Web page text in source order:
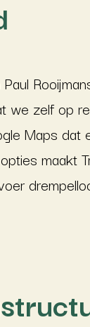
we zelf op
Maps dat
maakt